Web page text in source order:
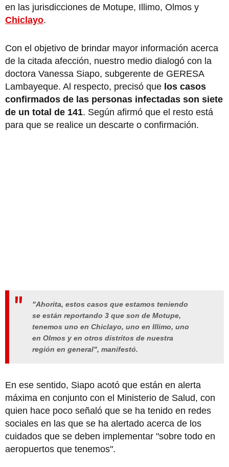
en las jurisdicciones de Motupe, Illimo, Olmos y
Chiclayo.
Con el objetivo de brindar mayor información acerca
de la citada afección, nuestro medio dialogó con la
doctora Vanessa Siapo, subgerente de GERESA
Lambayeque. Al respecto, precisó que los casos
confirmados de las personas infectadas son siete
de un total de 141. Según afirmó que el resto está
para que se realice un descarte o confirmación.
"Ahorita, estos casos que estamos teniendo
se están reportando 3 que son de Motupe,
tenemos uno en Chiclayo, uno en Illimo, uno
en Olmos y en otros distritos de nuestra
región en general", manifestó.
En ese sentido, Siapo acotó que están en alerta
máxima en conjunto con el Ministerio de Salud, con
quien hace poco señaló que se ha tenido en redes
sociales en las que se ha alertado acerca de los
cuidados que se deben implementar "sobre todo en
aeropuertos que tenemos".